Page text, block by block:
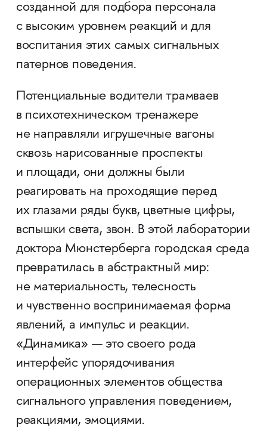
созданной для подбора персонала
с высоким уровнем реакций и для
воспитания этих самых сигнальных
патернов поведения.
Потенциальные водители трамваев
в психотехническом тренажере
не направляли игрушечные вагоны
сквозь нарисованные проспекты
и площади, они должны были
реагировать на проходящие перед
их глазами ряды букв, цветные цифры,
вспышки света, звон. В этой лаборатории
доктора Мюнстерберга городская среда
превратилась в абстрактный мир:
не материальность, телесность
и чувственно воспринимаемая форма
явлений, а импульс и реакции.
«Динамика» — это своего рода
интерфейс упорядочивания
операционных элементов общества
сигнального управления поведением,
реакциями, эмоциями.